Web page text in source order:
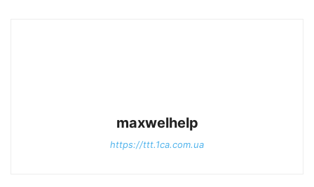
maxwelhelp
https://ttt.1ca.com.ua